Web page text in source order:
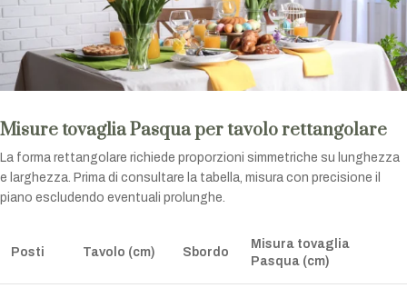
Misure tovaglia Pasqua per tavolo rettangolare
La forma rettangolare richiede proporzioni simmetriche su lunghezza
e larghezza. Prima di consultare la tabella, misura con precisione il
piano escludendo eventuali prolunghe.
Posti Tavolo (cm) Sbordo
Misura tovaglia
Pasqua (cm)